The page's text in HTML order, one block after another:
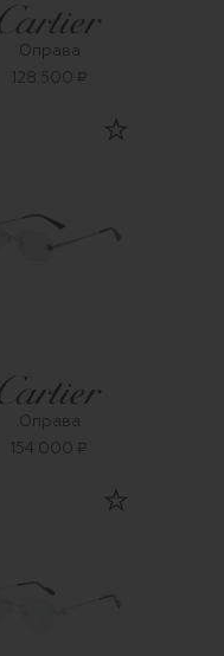
Оправа
128 500 ₽
Оправа
154 000 ₽